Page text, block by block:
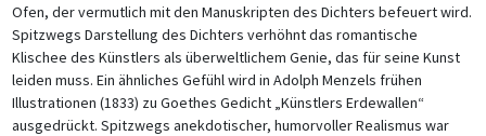
Ofen, der vermutlich mit den Manuskripten des Dichters befeuert wird.
Spitzwegs Darstellung des Dichters verhöhnt das romantische
Klischee des Künstlers als überweltlichem Genie, das für seine Kunst
leiden muss. Ein ähnliches Gefühl wird in Adolph Menzels frühen
Illustrationen (1833) zu Goethes Gedicht „Künstlers Erdewallen“
ausgedrückt. Spitzwegs anekdotischer, humorvoller Realismus war